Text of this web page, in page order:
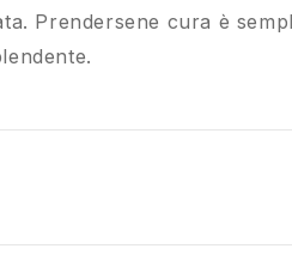
Prendersene cura è